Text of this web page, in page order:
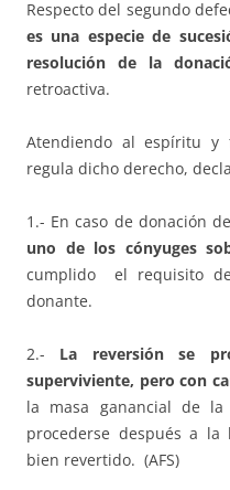
Respecto del segundo
es una especie de
resolución de la
retroactiva.
Atendiendo al espíritu y
regula dicho derecho,
1.- En caso de donación
uno de los cónyuges
cumplido el requisito
donante.
2.- La reversión se
superviviente, pero con
la masa ganancial de
procederse después a
bien revertido. (AFS)